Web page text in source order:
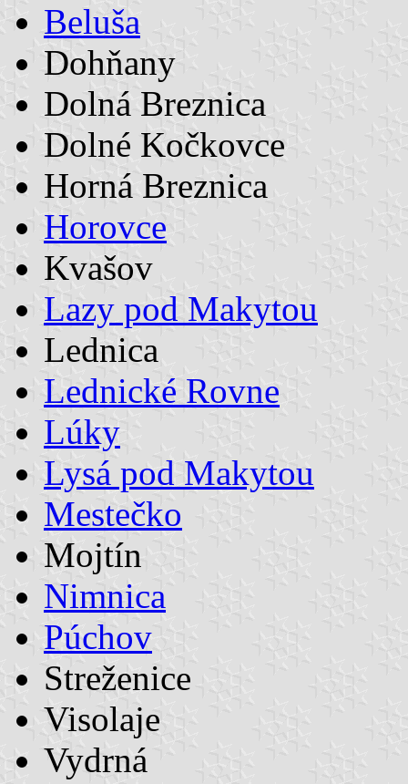
Beluša
Dohňany
Dolná Breznica
Dolné Kočkovce
Horná Breznica
Horovce
Kvašov
Lazy pod Makytou
Lednica
Lednické Rovne
Lúky
Lysá pod Makytou
Mestečko
Mojtín
Nimnica
Púchov
Streženice
Visolaje
Vydrná